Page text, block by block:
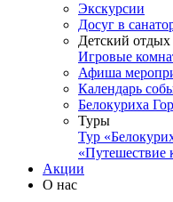
Экскурсии
Досуг в
Детский отдых
Игровые
Афиша
Календарь
Белокуриха
Туры
Тур
«Путешествие
Акции
О нас